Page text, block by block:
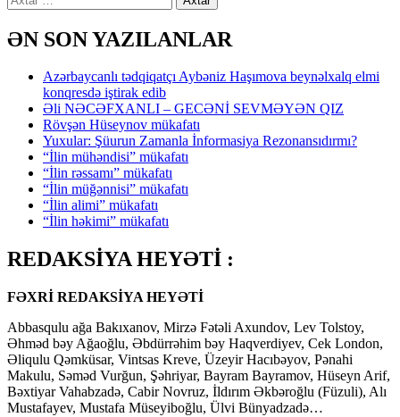
ƏN SON YAZILANLAR
Azərbaycanlı tədqiqatçı Aybəniz Haşımova beynəlxalq elmi
konqresdə iştirak edib
Əli NƏCƏFXANLI – GECƏNİ SEVMƏYƏN QIZ
Rövşən Hüseynov mükafatı
Yuxular: Şüurun Zamanla İnformasiya Rezonansıdırmı?
“İlin mühəndisi” mükafatı
“İlin rəssamı” mükafatı
“İlin müğənnisi” mükafatı
“İlin alimi” mükafatı
“İlin həkimi” mükafatı
REDAKSİYA HEYƏTİ :
FƏXRİ REDAKSİYA HEYƏTİ
Abbasqulu ağa Bakıxanov, Mirzə Fətəli Axundov, Lev Tolstoy,
Əhməd bəy Ağaoğlu, Əbdürrəhim bəy Haqverdiyev, Cek London,
Əliqulu Qəmküsar, Vintsas Kreve, Üzeyir Hacıbəyov, Pənahi
Makulu, Səməd Vurğun, Şəhriyar, Bayram Bayramov, Hüseyn Arif,
Bəxtiyar Vahabzadə, Cabir Novruz, İldırım Əkbəroğlu (Füzuli), Alı
Mustafayev, Mustafa Müseyiboğlu, Ülvi Bünyadzadə…